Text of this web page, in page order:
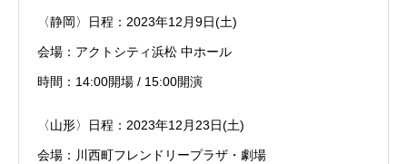
〈静岡〉日程：2023年12月9日(土)
会場：アクトシティ浜松 中ホール
時間：14:00開場 / 15:00開演
〈山形〉日程：2023年12月23日(土)
会場：川西町フレンドリープラザ・劇場